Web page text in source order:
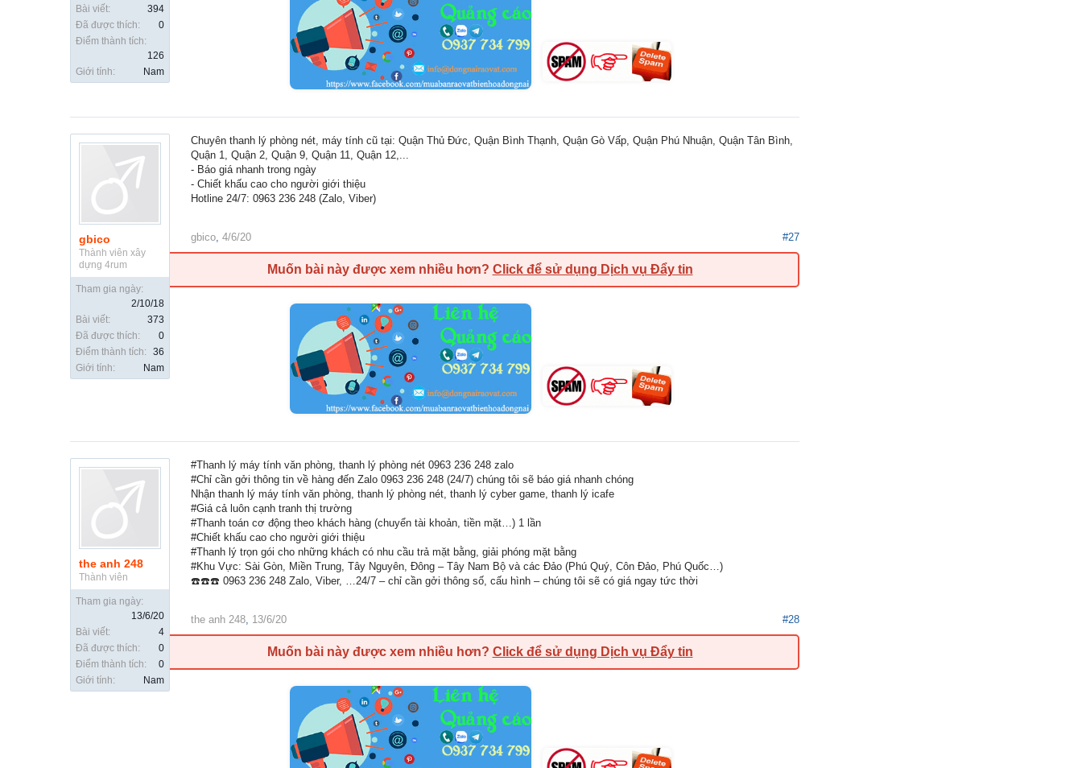
Bài viết:
394
Đã được thích:
0
Điểm thành tích:
126
Giới tính:
Nam
gbico
Thành viên xây
dựng 4rum
Tham gia ngày:
2/10/18
Bài viết:
373
Đã được thích:
0
Điểm thành tích:
36
Giới tính:
Nam
Chuyên thanh lý phòng nét, máy tính cũ tại: Quận Thủ Đức, Quận Bình Thạnh, Quận Gò Vấp, Quận Phú Nhuận, Quận Tân Bình,
Quận 1, Quận 2, Quận 9, Quận 11, Quận 12,...
- Báo giá nhanh trong ngày
- Chiết khấu cao cho người giới thiệu
Hotline 24/7: 0963 236 248 (Zalo, Viber)
gbico, 4/6/20 #27
Muốn bài này được xem nhiều hơn? Click để sử dụng Dịch vụ Đẩy tin
the anh 248
Thành viên
Tham gia ngày:
13/6/20
Bài viết:
4
Đã được thích:
0
Điểm thành tích:
0
Giới tính:
Nam
#Thanh lý máy tính văn phòng, thanh lý phòng nét 0963 236 248 zalo
#Chỉ cần gởi thông tin về hàng đến Zalo 0963 236 248 (24/7) chúng tôi sẽ báo giá nhanh chóng
Nhận thanh lý máy tính văn phòng, thanh lý phòng nét, thanh lý cyber game, thanh lý icafe
#Giá cả luôn cạnh tranh thị trường
#Thanh toán cơ động theo khách hàng (chuyển tài khoản, tiền mặt…) 1 lần
#Chiết khấu cao cho người giới thiệu
#Thanh lý trọn gói cho những khách có nhu cầu trả mặt bằng, giải phóng mặt bằng
#Khu Vực: Sài Gòn, Miền Trung, Tây Nguyên, Đông – Tây Nam Bộ và các Đảo (Phú Quý, Côn Đảo, Phú Quốc…)
☎️☎️☎️ 0963 236 248 Zalo, Viber, …24/7 – chỉ cần gởi thông số, cấu hình – chúng tôi sẽ có giá ngay tức thời
the anh 248 13/6/20 #28
Muốn bài này được xem nhiều hơn? Click để sử dụng Dịch vụ Đẩy tin